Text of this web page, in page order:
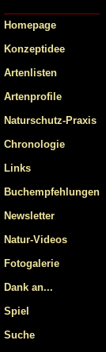
Homepage
Konzeptidee
Artenlisten
Artenprofile
Naturschutz-Praxis
Chronologie
Links
Buchempfehlungen
Newsletter
Natur-Videos
Fotogalerie
Dank an...
Spiel
Suche